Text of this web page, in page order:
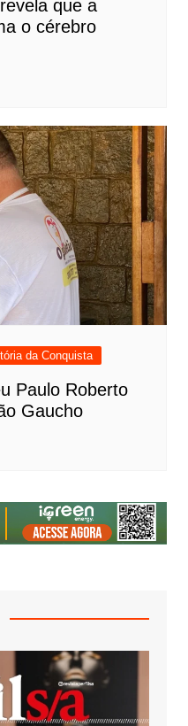
que a
o cérebro
da Conquista
Paulo Roberto
Gaucho